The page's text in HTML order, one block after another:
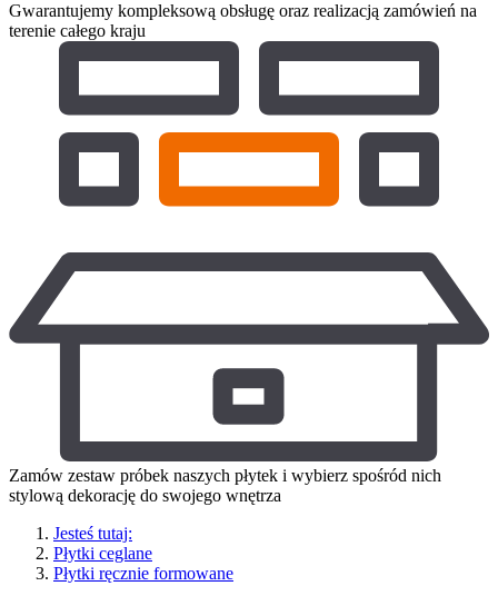
Gwarantujemy kompleksową obsługę oraz realizacją zamówień na
terenie całego kraju
Zamów zestaw próbek naszych płytek i wybierz spośród nich
stylową dekorację do swojego wnętrza
Jesteś tutaj:
Płytki ceglane
Płytki ręcznie formowane